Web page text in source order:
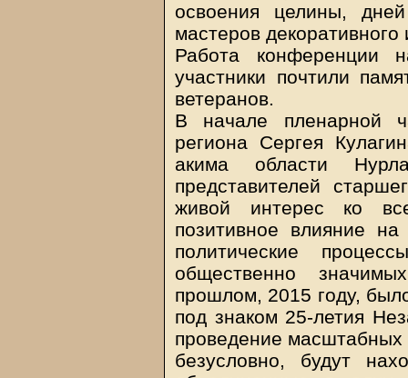
освоения целины,
мастеров декоративного
Работа конференции
участники почтили
ветеранов.
В начале пленарной
региона Сергея
акима области
представителей
живой интерес ко
позитивное влияние
политические
общественно
прошлом, 2015 году,
под знаком 25-летия
проведение масштабных
безусловно, будут